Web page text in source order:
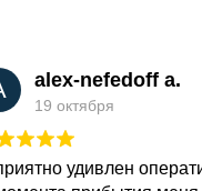
alex-nefedoff a.
19 октября
удивлен